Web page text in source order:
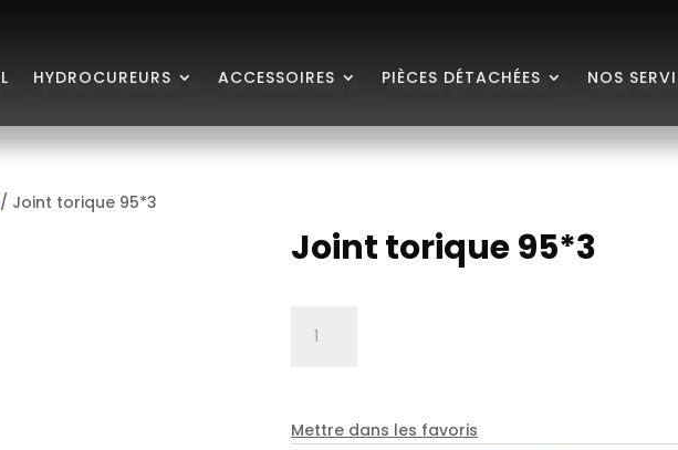
HYDROCUREURS ACCESSOIRES PIÈCES DÉTACHÉES NOS
/ Joint torique 95*3
Joint torique 95*3
Mettre dans les favoris